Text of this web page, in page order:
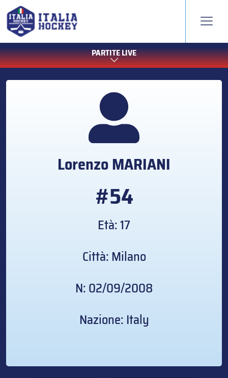
PARTITE LIVE
LorenzoMARIANI
#54
Età: 17
Città: Milano
N: 02/09/2008
Nazione: Italy